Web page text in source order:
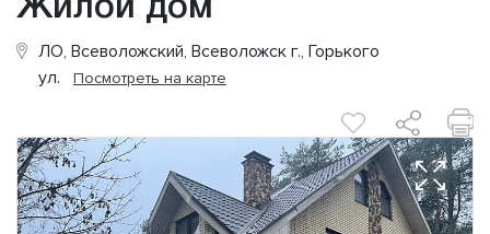
Жилой дом
ЛО, Всеволожский, Всеволожск г., Горького
ул. Посмотреть на карте